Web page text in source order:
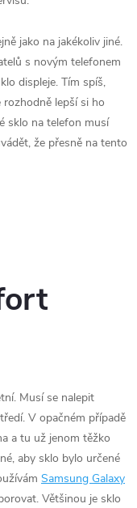
jako na jakékoliv jiné.
s novým telefonem
displeje. Tím spíš,
lepší si ho
sklo na telefon musí
že přesně na tento
Musí se nalepit
V opačném případě
a tu už jenom těžko
aby sklo bylo určené
Samsung Galaxy
Většinou je sklo